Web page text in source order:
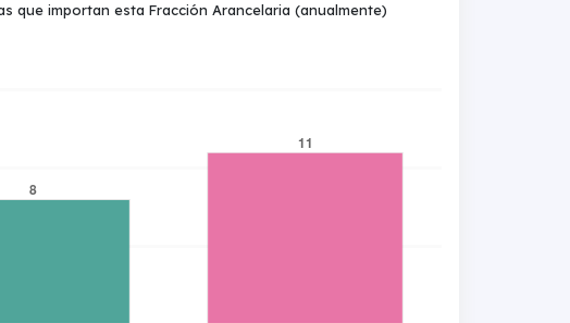
que importan esta Fracción Arancelaria (anualmente)